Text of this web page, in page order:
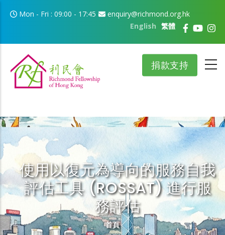
移至主內容
Mon - Fri : 09:00 - 17:45
enquiry@richmond.org.hk
繁體
English
捐款支持
使用以復元為導向的服務自我
評估工具 (ROSSAT) 進行服
務評估
導航連結
首頁